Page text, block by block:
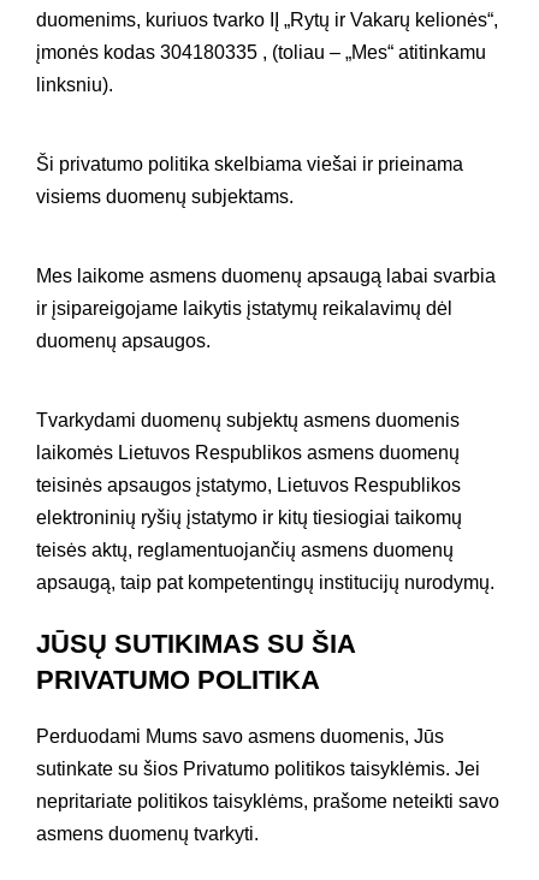
duomenims, kuriuos tvarko IĮ „Rytų ir Vakarų kelionės“,
įmonės kodas 304180335 , (toliau – „Mes“ atitinkamu
linksniu).
Ši privatumo politika skelbiama viešai ir prieinama
visiems duomenų subjektams.
Mes laikome asmens duomenų apsaugą labai svarbia
ir įsipareigojame laikytis įstatymų reikalavimų dėl
duomenų apsaugos.
Tvarkydami duomenų subjektų asmens duomenis
laikomės Lietuvos Respublikos asmens duomenų
teisinės apsaugos įstatymo, Lietuvos Respublikos
elektroninių ryšių įstatymo ir kitų tiesiogiai taikomų
teisės aktų, reglamentuojančių asmens duomenų
apsaugą, taip pat kompetentingų institucijų nurodymų.
JŪSŲ SUTIKIMAS SU ŠIA
PRIVATUMO POLITIKA
Perduodami Mums savo asmens duomenis, Jūs
sutinkate su šios Privatumo politikos taisyklėmis. Jei
nepritariate politikos taisyklėms, prašome neteikti savo
asmens duomenų tvarkyti.